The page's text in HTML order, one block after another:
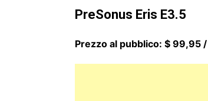
PreSonus Eris E3.5
Prezzo al pubblico: $ 99,95